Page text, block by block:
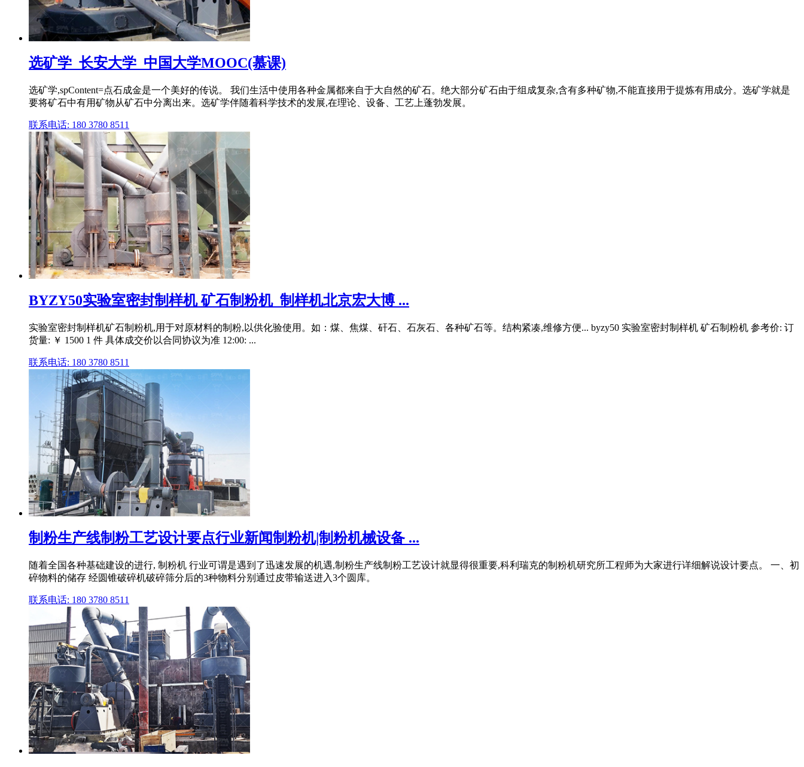
选矿学_长安大学_中国大学MOOC(慕课)
选矿学,spContent=点石成金是一个美好的传说。 我们生活中使用各种金属都来自于大自然的矿石。绝大部分矿石由于组成复杂,含有多种矿物,不能直接用于提炼有用成分。选矿学就是
要将矿石中有用矿物从矿石中分离出来。选矿学伴随着科学技术的发展,在理论、设备、工艺上蓬勃发展。
联系电话: 180 3780 8511
BYZY50实验室密封制样机 矿石制粉机_制样机北京宏大博 ...
实验室密封制样机矿石制粉机,用于对原材料的制粉,以供化验使用。如：煤、焦煤、矸石、石灰石、各种矿石等。结构紧凑,维修方便... byzy50 实验室密封制样机 矿石制粉机 参考价: 订
货量: ￥ 1500 1 件 具体成交价以合同协议为准 12:00: ...
联系电话: 180 3780 8511
制粉生产线制粉工艺设计要点行业新闻制粉机|制粉机械设备 ...
随着全国各种基础建设的进行, 制粉机 行业可谓是遇到了迅速发展的机遇,制粉生产线制粉工艺设计就显得很重要,科利瑞克的制粉机研究所工程师为大家进行详细解说设计要点。 一、初
碎物料的储存 经圆锥破碎机破碎筛分后的3种物料分别通过皮带输送进入3个圆库。
联系电话: 180 3780 8511